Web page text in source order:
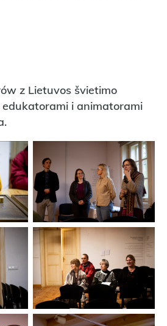
z Lietuvos švietimo
i animatorami